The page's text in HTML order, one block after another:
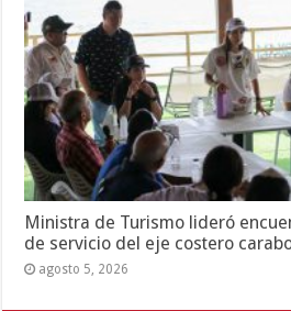
Ministra de Turismo lideró
de servicio del eje costero
agosto 5, 2026